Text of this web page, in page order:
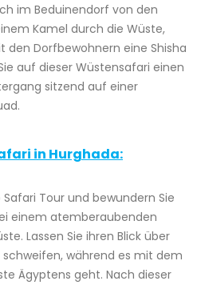
im Beduinendorf von den
Kamel durch die Wüste,
Dorfbewohnern eine Shisha
auf dieser Wüstensafari einen
sitzend auf einer
in Hurghada:
Tour und bewundern Sie
einem atemberaubenden
Lassen Sie ihren Blick über
während es mit dem
Ägyptens geht. Nach dieser